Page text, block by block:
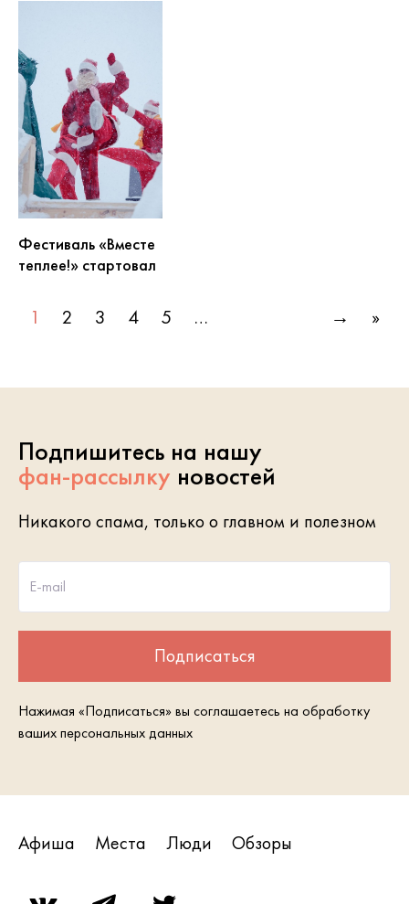
Фестиваль «Вместе
теплее!» стартовал
1 2 3 4 5 … → »
Подпишитесь на нашу
фан-рассылку новостей
Никакого спама, только о главном и полезном
E-mail
Подписаться
Нажимая «Подписаться» вы соглашаетесь на обработку
ваших персональных данных
Афиша Места Люди Обзоры